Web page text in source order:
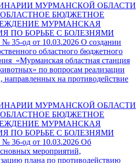
МУРМАНСКОЙ ОБЛАСТИ
БЮДЖЕТНОЕ
МУРМАНСКАЯ
ПО БОРЬБЕ С БОЛЕЗНЯМИ
од от 10.03.2026 О создании
областного бюджетного
«Мурманская областная станция
по вопросам реализации
направленных на противодействие
МУРМАНСКОЙ ОБЛАСТИ
БЮДЖЕТНОЕ
МУРМАНСКАЯ
ПО БОРЬБЕ С БОЛЕЗНЯМИ
од от 10.03.2026 Об
мероприятий,
плана по противодействию